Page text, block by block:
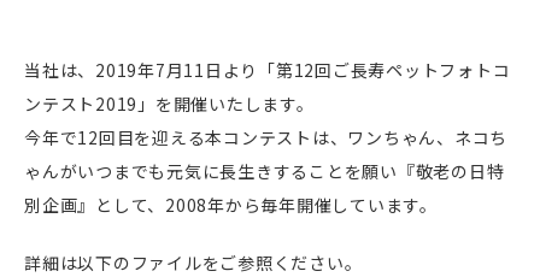
当社は、2019年7月11日より「第12回ご長寿ペットフォトコ
ンテスト2019」を開催いたします。
今年で12回目を迎える本コンテストは、ワンちゃん、ネコち
ゃんがいつまでも元気に長生きすることを願い『敬老の日特
別企画』として、2008年から毎年開催しています。
詳細は以下のファイルをご参照ください。